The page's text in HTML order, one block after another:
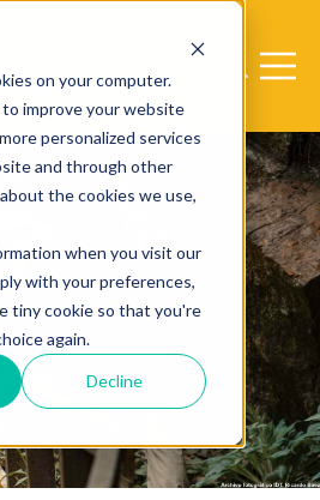
on your computer.
improve your website
personalized services
and through other
the cookies we use,
when you visit our
with your preferences,
tiny cookie so that you're
again.
Decline
Open
Open